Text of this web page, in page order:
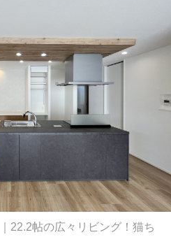
22.2帖の広々リビング！猫ち